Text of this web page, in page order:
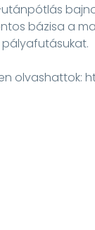
bázisa a
olvashattok: